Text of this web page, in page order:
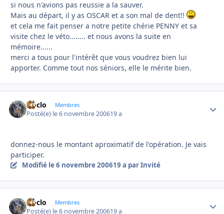
si nous n'avions pas reussie a la sauver.
Mais au départ, il y as OSCAR et a son mal de dent!!
et cela me fait penser a notre petite chérie PENNY et sa
visite chez le véto........ et nous avons la suite en
mémoire......
merci a tous pour l'intérêt que vous voudrez bien lui
apporter. Comme tout nos séniors, elle le mérite bien.
cloclo Membres
Posté(e) le 6 novembre 200619 a
donnez-nous le montant aproximatif de l'opération. Je vais
participer.
Modifié le 6 novembre 200619 a par Invité
cloclo Membres
Posté(e) le 6 novembre 200619 a